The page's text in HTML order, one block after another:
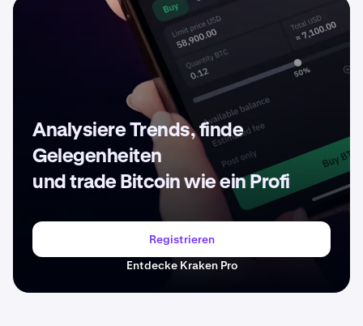
Analysiere Trends, finde
Gelegenheiten
und trade Bitcoin wie ein Profi
Registrieren
Entdecke Kraken Pro